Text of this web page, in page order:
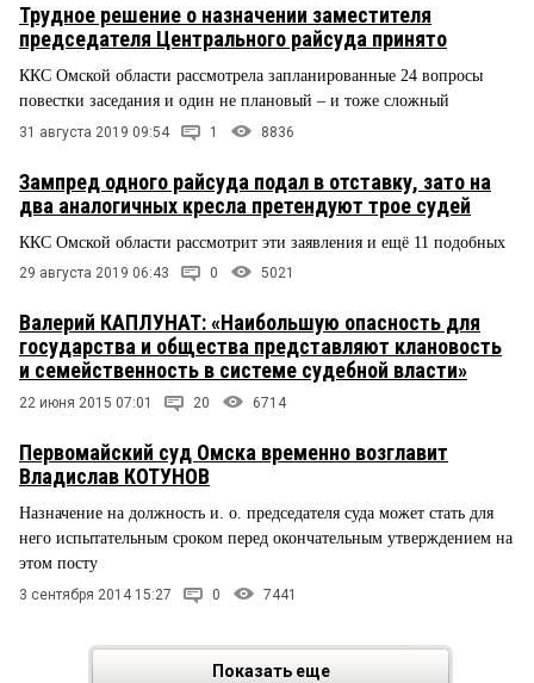
СТИЛЬ ЖИЗНИ
Трудное решение о назначении заместителя
председателя Центрального райсуда принято
ККС Омской области рассмотрела запланированные 24 вопросы
повестки заседания и один не плановый – и тоже сложный
31 августа 2019 09:54 1 8836
Зампред одного райсуда подал в отставку, зато на
два аналогичных кресла претендуют трое судей
ККС Омской области рассмотрит эти заявления и ещё 11 подобных
29 августа 2019 06:43 0 5021
Валерий КАПЛУНАТ: «Наибольшую опасность для
государства и общества представляют клановость
и семейственность в системе судебной власти»
22 июня 2015 07:01 20 6714
Первомайский суд Омска временно возглавит
Владислав КОТУНОВ
Назначение на должность и. о. председателя суда может стать для
него испытательным сроком перед окончательным утверждением на
этом посту
3 сентября 2014 15:27 0 7441
Показать еще